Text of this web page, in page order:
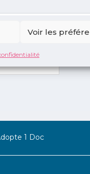
Voir les
1 Doc